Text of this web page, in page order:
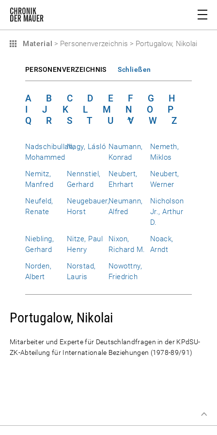
Material > Personenverzeichnis > Portugalow, Nikolai
PERSONENVERZEICHNIS Schließen
A B C D E F G
H
I
J K L M N O
P
Q
R S T U V W Z
Nadschibullah,
Mohammed
Nagy, Lásló Naumann,
Konrad
Nemeth,
Miklos
Nemitz,
Manfred
Nennstiel,
Gerhard
Neubert,
Ehrhart
Neubert,
Werner
Neufeld,
Renate
Neugebauer,
Horst
Neumann,
Alfred
Nicholson
Jr., Arthur
D.
Niebling,
Gerhard
Nitze, Paul
Henry
Nixon,
Richard M.
Noack,
Arndt
Norden,
Albert
Norstad,
Lauris
Nowottny,
Friedrich
Portugalow, Nikolai
Mitarbeiter und Experte für Deutschlandfragen in der KPdSU-
ZK-Abteilung für Internationale Beziehungen (1978-89/91)